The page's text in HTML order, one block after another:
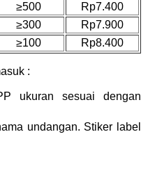
≥500
Rp7.400
≥300
Rp7.900
≥100
Rp8.400
:
ukuran sesuai dengan
undangan. Stiker label